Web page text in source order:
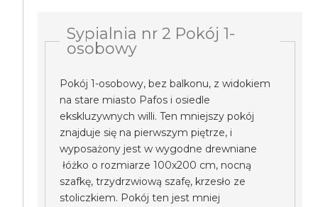
Sypialnia nr 2 Pokój 1-
osobowy
Pokój 1-osobowy, bez balkonu, z widokiem
na stare miasto Pafos i osiedle
ekskluzywnych willi. Ten mniejszy pokój
znajduje się na pierwszym piętrze, i
wyposażony jest w wygodne drewniane
łóżko o rozmiarze 100x200 cm, nocną
szafkę, trzydrzwiową szafę, krzesło ze
stoliczkiem. Pokój ten jest mniej